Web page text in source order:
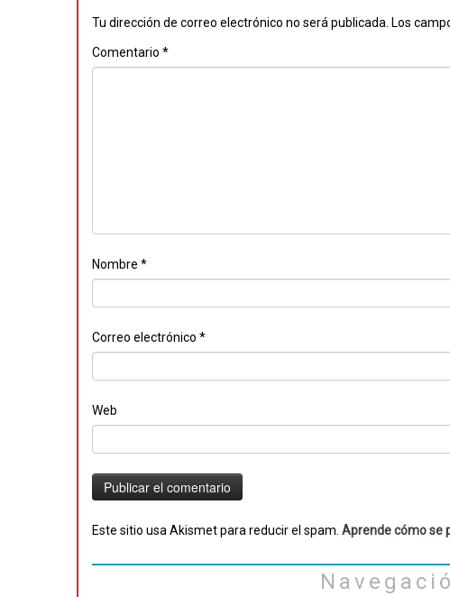
Tu dirección de correo electrónico no será publicada. Los
Comentario *
Nombre *
Correo electrónico *
Web
Este sitio usa Akismet para reducir el spam. Aprende cómo se